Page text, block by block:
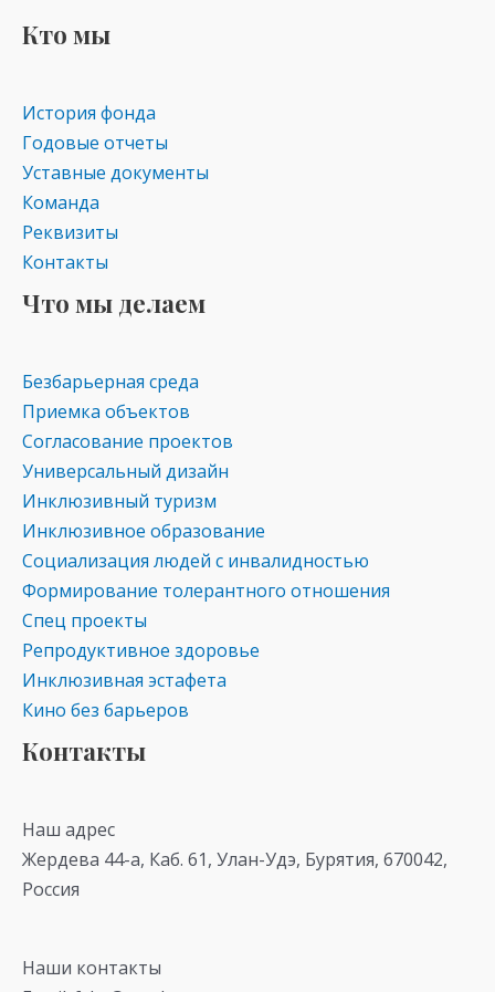
kl
as
s
ni
ki
Кто мы
История фонда
Годовые отчеты
Уставные документы
Команда
Реквизиты
Контакты
Что мы делаем
Безбарьерная среда
Приемка объектов
Согласование проектов
Универсальный дизайн
Инклюзивный туризм
Инклюзивное образование
Социализация людей с инвалидностью
Формирование толерантного отношения
Спец проекты
Репродуктивное здоровье
Инклюзивная эстафета
Кино без барьеров
Контакты
Наш адрес
Жердева 44-а, Каб. 61, Улан-Удэ, Бурятия, 670042,
Россия
Наши контакты